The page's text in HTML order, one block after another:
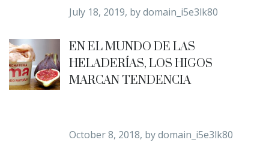
July 18, 2019, bydomain_i5e3lk80
EN EL MUNDO DE LAS
HELADERÍAS, LOS HIGOS
MARCAN TENDENCIA
October 8, 2018, bydomain_i5e3lk80